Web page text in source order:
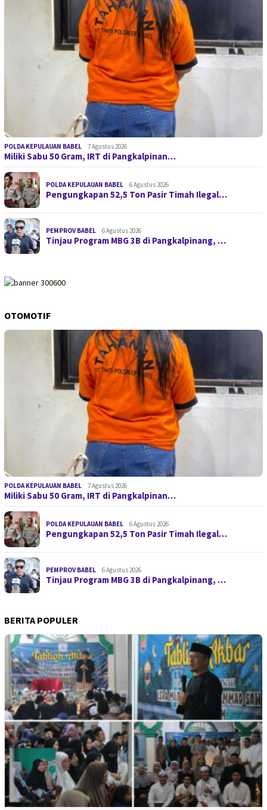
POLDA KEPULAUAN BABEL 7 Agustus 2026
Miliki Sabu 50 Gram, IRT di Pangkalpinan…
POLDA KEPULAUAN BABEL 6 Agustus 2026
Pengungkapan 52,5 Ton Pasir Timah Ilegal…
PEMPROV BABEL 6 Agustus 2026
Tinjau Program MBG 3B di Pangkalpinang, …
OTOMOTIF
POLDA KEPULAUAN BABEL 7 Agustus 2026
Miliki Sabu 50 Gram, IRT di Pangkalpinan…
POLDA KEPULAUAN BABEL 6 Agustus 2026
Pengungkapan 52,5 Ton Pasir Timah Ilegal…
PEMPROV BABEL 6 Agustus 2026
Tinjau Program MBG 3B di Pangkalpinang, …
BERITA POPULER